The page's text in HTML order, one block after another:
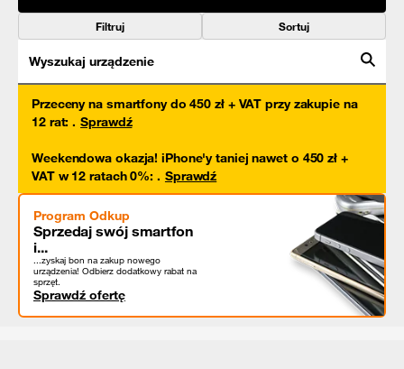
Filtruj Sortuj
Wyszukaj urządzenie
Przeceny na smartfony do 450 zł + VAT przy zakupie na
12 rat: . Sprawdź
Weekendowa okazja! iPhone'y taniej nawet o 450 zł +
VAT w 12 ratach 0%: . Sprawdź
Program Odkup
Sprzedaj swój smartfon
i...
...zyskaj bon na zakup nowego
urządzenia! Odbierz dodatkowy rabat na
sprzęt.
Sprawdź ofertę